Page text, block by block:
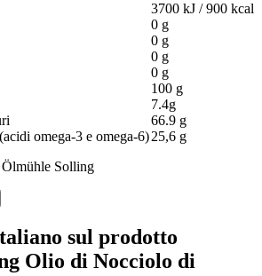
3700 kJ / 900 kcal
0 g
0 g
0 g
0 g
100 g
7.4g
66.9 g
omega-3 e omega-6)25,6 g
Solling
sul prodotto
Olio di Nocciolo di